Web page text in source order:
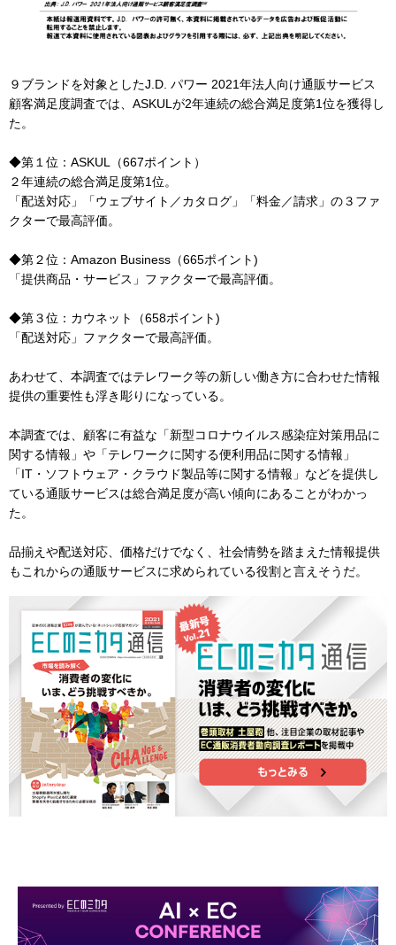
９ブランドを対象としたJ.D. パワー 2021年法人向け通販サービス
顧客満足度調査では、ASKULが2年連続の総合満足度第1位を獲得し
た。
◆第１位：ASKUL（667ポイント）
２年連続の総合満足度第1位。
「配送対応」「ウェブサイト／カタログ」「料金／請求」の３ファ
クターで最高評価。
◆第２位：Amazon Business（665ポイント)
「提供商品・サービス」ファクターで最高評価。
◆第３位：カウネット（658ポイント)
「配送対応」ファクターで最高評価。
あわせて、本調査ではテレワーク等の新しい働き方に合わせた情報
提供の重要性も浮き彫りになっている。
本調査では、顧客に有益な「新型コロナウイルス感染症対策用品に
関する情報」や「テレワークに関する便利用品に関する情報」
「IT・ソフトウェア・クラウド製品等に関する情報」などを提供し
ている通販サービスは総合満足度が高い傾向にあることがわかっ
た。
品揃えや配送対応、価格だけでなく、社会情勢を踏まえた情報提供
もこれからの通販サービスに求められている役割と言えそうだ。